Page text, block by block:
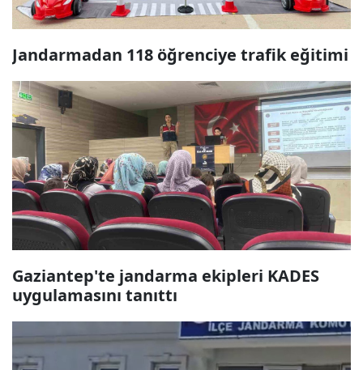
Jandarmadan 118 öğrenciye trafik eğitimi
Gaziantep'te jandarma ekipleri KADES
uygulamasını tanıttı